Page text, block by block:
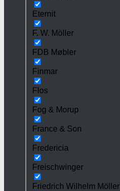
Eternit
F. W. Möller
FDB Møbler
Finmar
Flos
Fog & Morup
France & Son
Fredericia
Freischwinger
Friedrich Wilhelm Möller